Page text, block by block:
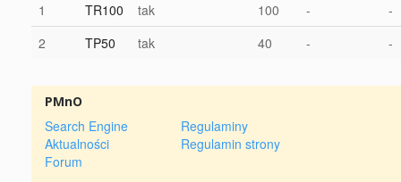
1
TR100 tak 100 -
-
2
TP50 tak 40 - -
PMnO
Search Engine
Aktualności
Forum
Regulaminy
Regulamin strony